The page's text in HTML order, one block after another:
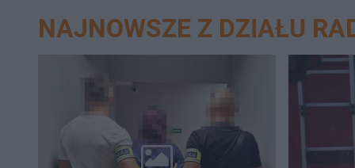
NAJNOWSZE Z DZIAŁU